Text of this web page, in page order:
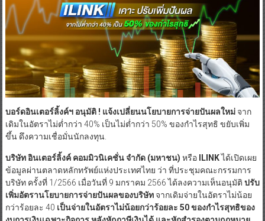
บอร์ดอินเตอร์ลิ้งค์ฯ อนุมัติ ! แจ้งเปลี่ยนนโยบายการจ่ายปันผลใหม่จาก
เดิมในอัตราไม่ต่ำกว่า 40% เป็นไม่ต่ำกว่า 50% ของกำไรสุทธิ ขยับเพิ่ม
ขึ้น ดึงความเชื่อมั่นนักลงทุน.
บริษัท อินเตอร์ลิ้งค์ คอมมิวนิเคชั่น จำกัด (มหาชน) หรือILINKได้เปิดเผย
ข้อมูลผ่านตลาดหลักทรัพย์แห่งประเทศไทย ว่า ที่ประชุมคณะกรรมการ
บริษัท ครั้งที่ 1/2566 เมื่อวันที่ 9 มกราคม 2566 ได้ลงความเห็นอนุมัติ ปรับ
เพิ่มอัตรานโยบายการจ่ายปันผลของบริษัทจากเดิมจ่ายในอัตราไม่น้อย
กว่าร้อยละ 40 เป็นจ่ายในอัตราไม่น้อยกว่าร้อยละ 50 ของกำไรสุทธิของ